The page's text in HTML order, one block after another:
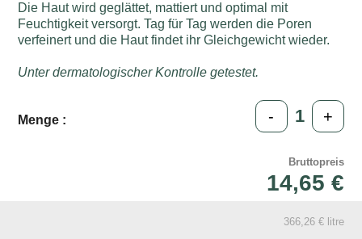
Die Haut wird geglättet, mattiert und optimal mit
Feuchtigkeit versorgt. Tag für Tag werden die Poren
verfeinert und die Haut findet ihr Gleichgewicht wieder.
Unter dermatologischer Kontrolle getestet.
Menge : - +
Bruttopreis
14,65 €
366,26 € litre